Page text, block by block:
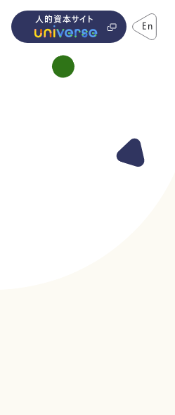
人的資本サイト En